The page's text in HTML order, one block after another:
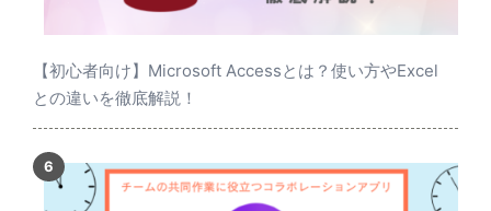
【初心者向け】Microsoft Accessとは？使い方やExcel
との違いを徹底解説！